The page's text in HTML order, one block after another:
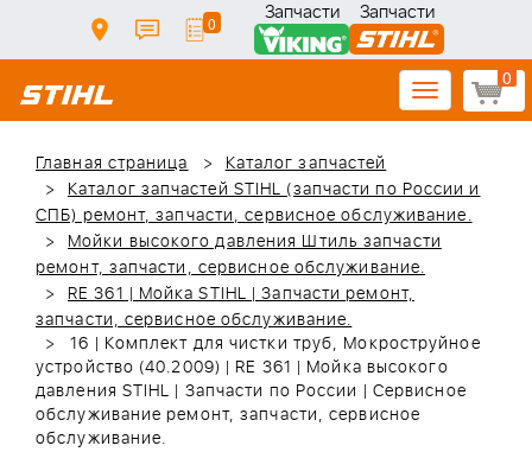
0 Запчасти Запчасти
0
Toggle
navigation
Главная страница
Каталог запчастей
Каталог запчастей STIHL (запчасти по России и
СПБ) ремонт, запчасти, сервисное обслуживание.
Мойки высокого давления Штиль запчасти
ремонт, запчасти, сервисное обслуживание.
RE 361 | Мойка STIHL | Запчасти ремонт,
запчасти, сервисное обслуживание.
16 | Комплект для чистки труб, Мокроструйное
устройство (40.2009) | RE 361 | Мойка высокого
давления STIHL | Запчасти по России | Сервисное
обслуживание ремонт, запчасти, сервисное
обслуживание.